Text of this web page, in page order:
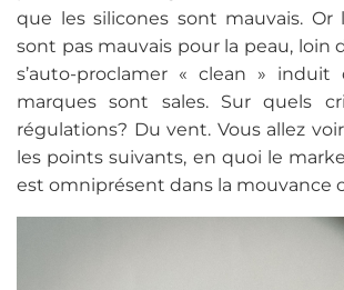
que les silicones sont mauvais. Or
sont pas mauvais pour la peau, loin
s’auto-proclamer « clean »
marques sont sales. Sur quels
régulations? Du vent. Vous allez
les points suivants, en quoi le
est omniprésent dans la mouvance